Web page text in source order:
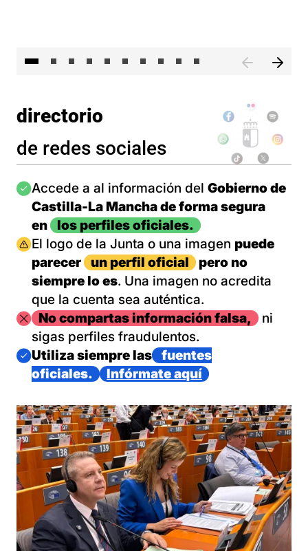
directorio
de redes sociales
Imagen
Accede a al información del Gobierno de
Castilla-La Mancha de forma segura
en
los perfiles oficiales.
Imagen
El logo de la Junta o una imagen puede
parecer
un perfil oficial
pero no
siempre lo es. Una imagen no acredita
que la cuenta sea auténtica.
ImagenNo compartas información falsa,
ni
sigas perfiles fraudulentos.
Imagen
Utiliza siempre las
fuentes
oficiales.
Infórmate aquí